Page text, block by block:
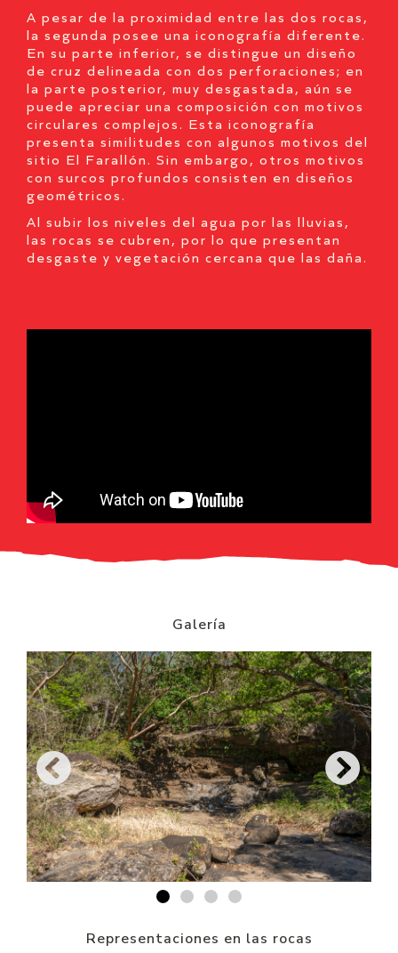
A pesar de la proximidad entre las dos rocas,
la segunda posee una iconografía diferente.
En su parte inferior, se distingue un diseño
de cruz delineada con dos perforaciones; en
la parte posterior, muy desgastada, aún se
puede apreciar una composición con motivos
circulares complejos. Esta iconografía
presenta similitudes con algunos motivos del
sitio El Farallón. Sin embargo, otros motivos
con surcos profundos consisten en diseños
geométricos.
Al subir los niveles del agua por las lluvias,
las rocas se cubren, por lo que presentan
desgaste y vegetación cercana que las daña.
Galería
Representaciones en las rocas